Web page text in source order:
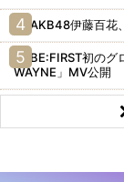
AKB48伊藤百花、
BE:FIRST初のグ
WAYNE」MV公開